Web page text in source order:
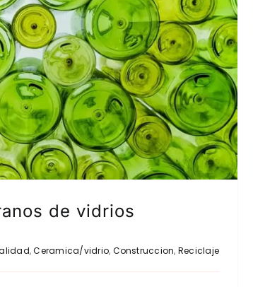
de vidrios
,Ceramica/vidrio, Construccion, Reciclaje